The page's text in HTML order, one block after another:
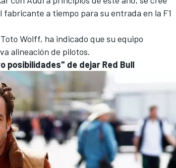
a tiempo para su entrada en la F1
Wolff, ha indicado que su equipo
alineación de pilotos.
posibilidades" de dejar Red Bull